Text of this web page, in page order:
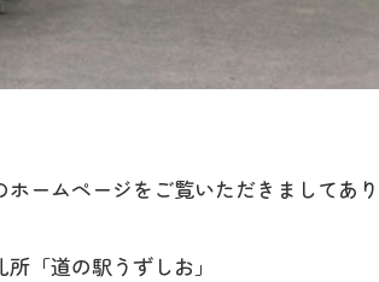
ームページをご覧いただきましてあり
「道の駅うずしお」